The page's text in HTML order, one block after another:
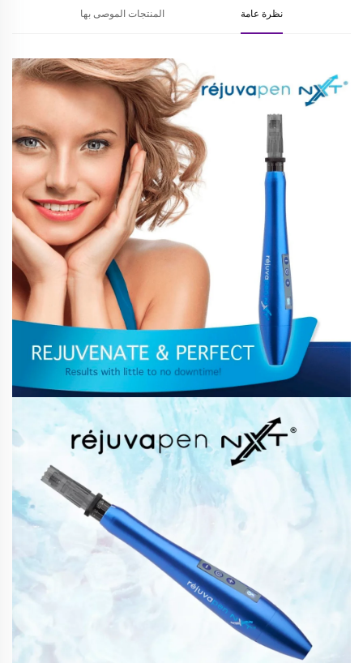
نظرة عامة المنتجات الموصى بها